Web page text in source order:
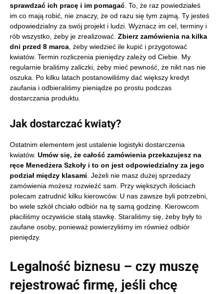
sprawdzać ich pracę i im pomagać. To, że raz powiedziałeś
im co mają robić, nie znaczy, że od razu się tym zajmą. Ty jesteś
odpowiedzialny za swój projekt i ludzi. Wyznacz im cel, terminy i
rób wszystko, żeby je zrealizować. Zbierz zamówienia na kilka
dni przed 8 marca, żeby wiedzieć ile kupić i przygotować
kwiatów. Termin rozliczenia pieniędzy zależy od Ciebie. My
regularnie braliśmy zaliczki, żeby mieć pewność, że nikt nas nie
oszuka. Po kilku latach postanowiliśmy dać większy kredyt
zaufania i odbieraliśmy pieniądze po prostu podczas
dostarczania produktu.
Jak dostarczać kwiaty?
Ostatnim elementem jest ustalenie logistyki dostarczenia
kwiatów. Umów się, że całość zamówienia przekazujesz na
ręce Menedżera Szkoły i to on jest odpowiedzialny za jego
podział między klasami. Jeżeli nie masz dużej sprzedaży
zamówienia możesz rozwieźć sam. Przy większych ilościach
polecam zatrudnić kilku kierowców. U nas zawsze byli potrzebni,
bo wiele szkół chciało odbiór na tę samą godzinę. Kierowcom
płaciliśmy oczywiście stałą stawkę. Staraliśmy się, żeby były to
zaufane osoby, ponieważ powierzyliśmy im również odbiór
pieniędzy.
Legalność biznesu – czy muszę
rejestrować firmę, jeśli chcę